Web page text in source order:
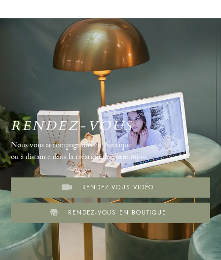
RENDEZ-VOUS
Nous vous accompagnons en boutique
ou à distance dans la création de votre bijou.
RENDEZ-VOUS VIDÉO
RENDEZ-VOUS EN BOUTIQUE